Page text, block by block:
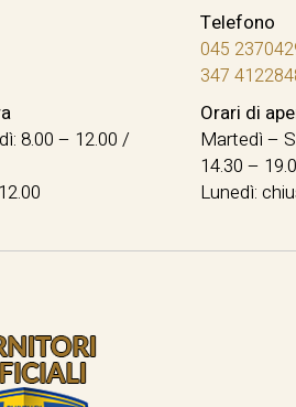
8.00 – 12.00 /
Telefono
045
347
Orari di
Martedì –
14.30 –
Lunedì: